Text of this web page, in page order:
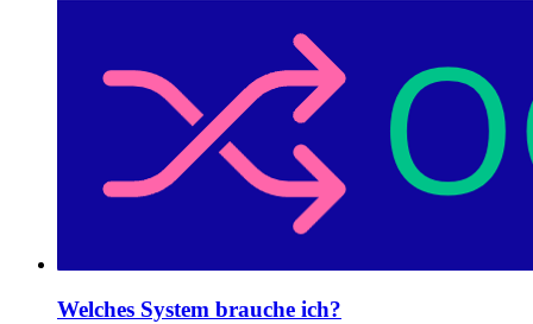
Welches System brauche ich?